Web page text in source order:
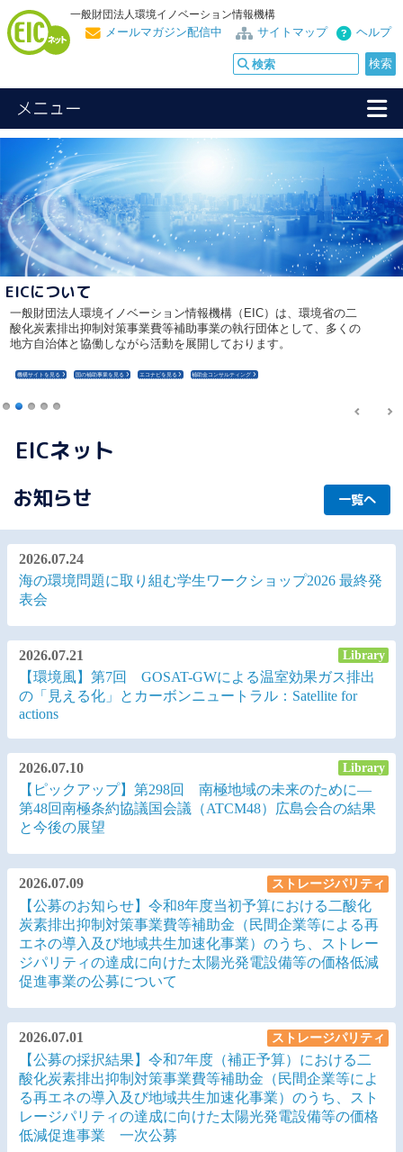
一般財団法人環境イノベーション情報機構
ヘルプ
サイトマップ
メールマガジン配信中
メニュー
環境風
環境問題の最新の話題・動向等について解説するコーナーで
す。
第7回 GOSAT-GWによる温室効果ガス排出の「見える化」と
（国立環境研究所 地球システム領域 領域長 谷本 浩志）
EICネット
お知らせ 一覧へ
2026.07.24
海の環境問題に取り組む学生ワークショップ2026 最終発
表会
2026.07.21 Library
【環境風】第7回 GOSAT-GWによる温室効果ガス排出
の「見える化」とカーボンニュートラル：Satellite for
2026.07.10 Library
【ピックアップ】第298回 南極地域の未来のために―
第48回南極条約協議国会議（ATCM48）広島会合の結果
と今後の展望
2026.07.09 ストレージパリティ
【公募のお知らせ】令和8年度当初予算における二酸化
炭素排出抑制対策事業費等補助金（民間企業等による再
エネの導入及び地域共生加速化事業）のうち、ストレー
ジパリティの達成に向けた太陽光発電設備等の価格低減
促進事業の公募について
2026.07.01 ストレージパリティ
【公募の採択結果】令和7年度（補正予算）における二
酸化炭素排出抑制対策事業費等補助金（民間企業等によ
る再エネの導入及び地域共生加速化事業）のうち、スト